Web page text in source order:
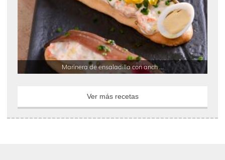
Marinera de ensaladilla con anch ...
Ver más recetas